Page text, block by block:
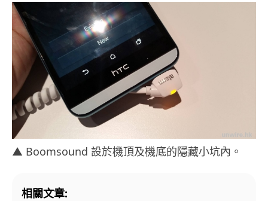
▲ Boomsound 設於機頂及機底的隱藏小坑內。
相關文章: